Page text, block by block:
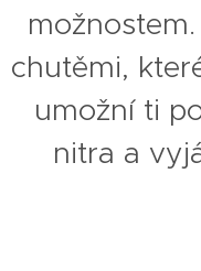
chutěmi,
umožní ti
nitra a